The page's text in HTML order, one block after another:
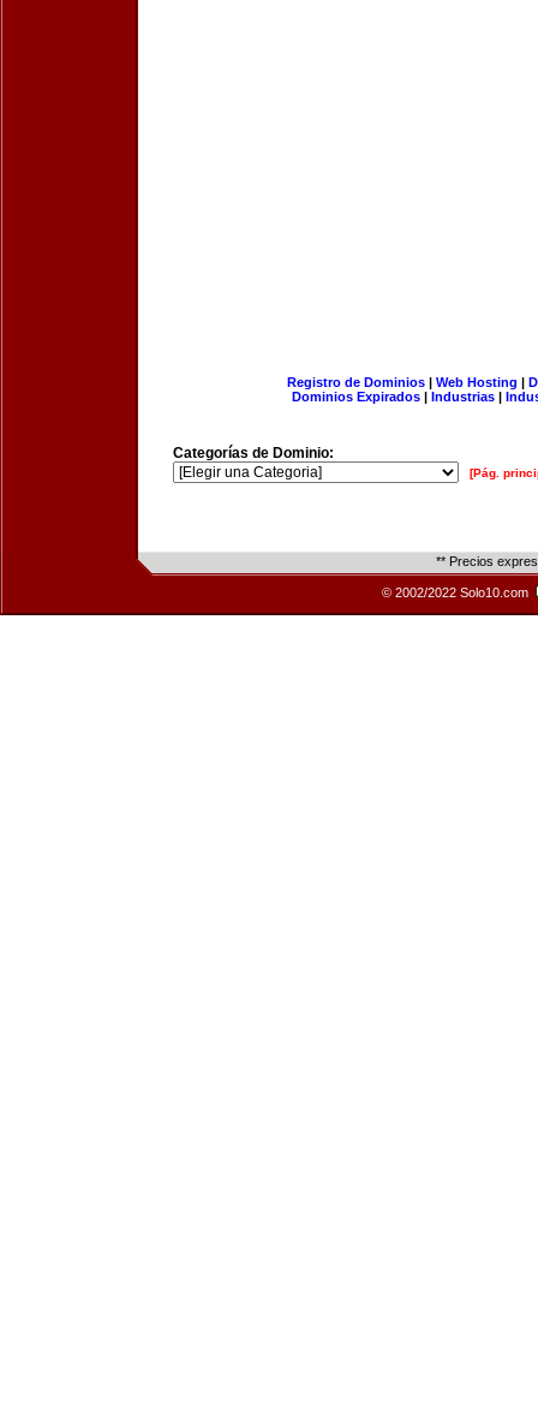
Registro de Dominios| Web Hosting |
Dominios Expirados | Industrias |
Categorías de Dominio:
[Pág.
** Precios
© 2002/2022 Solo10.com